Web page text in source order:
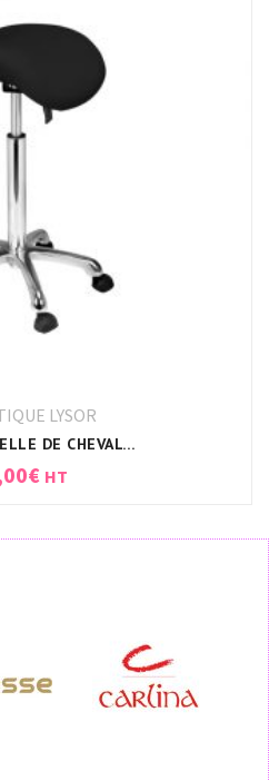
LYSOR
TABOURET SELLE DE CHEVAL NOIR
€ HT